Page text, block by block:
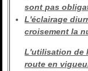
sont pas
L'éclairage
croisement la
L'utilisation de
route en